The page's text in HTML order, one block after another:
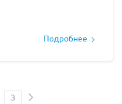
Подробнее
3